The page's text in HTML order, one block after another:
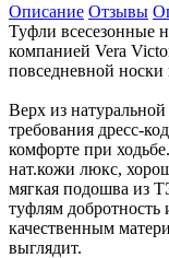
Описание Отзывы
Туфли всесезонные
компанией Vera
повседневной носки
Верх из
требования дресс-
комфорте при
нат.кожи люкс,
мягкая подошва из
туфлям добротность
качественным
выглядит.